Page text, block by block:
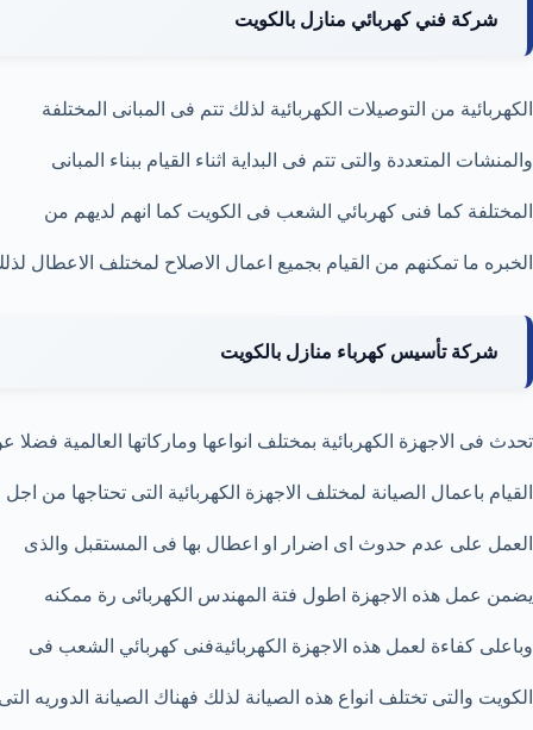
شركة فني كهربائي منازل بالكويت
الكهربائية من التوصيلات الكهربائية لذلك تتم فى المبانى المختلفة
والمنشات المتعددة والتى تتم فى البداية اثناء القيام ببناء المبانى
المختلفة كما فنى كهربائي الشعب فى الكويت كما انهم لديهم من
الخبره ما تمكنهم من القيام بجميع اعمال الاصلاح لمختلف الاعطال
شركة تأسيس كهرباء منازل بالكويت
تحدث فى الاجهزة الكهربائية بمختلف انواعها وماركاتها العالمية فضلا
القيام باعمال الصيانة لمختلف الاجهزة الكهربائية التى تحتاجها من اجل
العمل على عدم حدوث اى اضرار او اعطال بها فى المستقبل والذى
يضمن عمل هذه الاجهزة اطول فتة المهندس الكهربائى رة ممكنه
وباعلى كفاءة لعمل هذه الاجهزة الكهربائيةفنى كهربائي الشعب فى
الكويت والتى تختلف انواع هذه الصيانة لذلك فهناك الصيانة الدوريه